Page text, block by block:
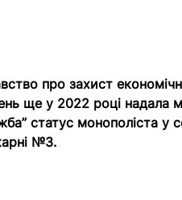
про захист
ще у 2022 році надала
статус монополіста у
№3.